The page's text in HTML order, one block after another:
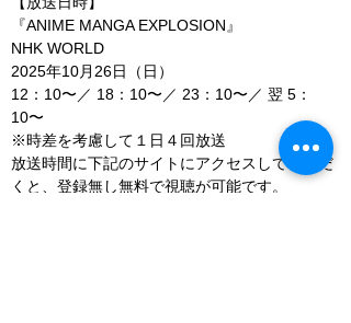
『ANIME MANGA EXPLOSION』
NHK WORLD
2025年10月26日（日）
12：10〜／ 18：10〜／ 23：10〜／ 翌 5：
10〜
※時差を考慮して１日４回放送
放送時間に下記のサイトにアクセスしていただ
くと、登録無し無料で視聴が可能です。